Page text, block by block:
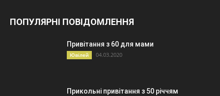
ПОПУЛЯРНІ ПОВІДОМЛЕННЯ
Привітання з 60 для мами
Ювілей 04.03.2020
Прикольні привітання з 50 річчям